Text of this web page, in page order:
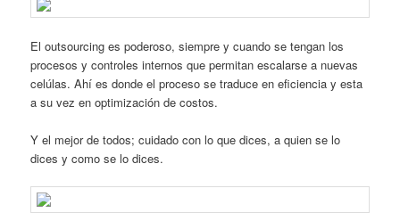
El outsourcing es poderoso, siempre y cuando se tengan los
procesos y controles internos que permitan escalarse a nuevas
celúlas. Ahí es donde el proceso se traduce en eficiencia y esta
a su vez en optimización de costos.
Y el mejor de todos; cuidado con lo que dices, a quien se lo
dices y como se lo dices.